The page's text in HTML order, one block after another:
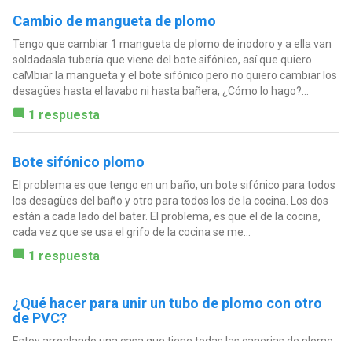
Cambio de mangueta de plomo
Tengo que cambiar 1 mangueta de plomo de inodoro y a ella van
soldadasla tubería que viene del bote sifónico, así que quiero
caMbiar la mangueta y el bote sifónico pero no quiero cambiar los
desagües hasta el lavabo ni hasta bañera, ¿Cómo lo hago?...
1 respuesta
Bote sifónico plomo
El problema es que tengo en un baño, un bote sifónico para todos
los desagües del baño y otro para todos los de la cocina. Los dos
están a cada lado del bater. El problema, es que el de la cocina,
cada vez que se usa el grifo de la cocina se me...
1 respuesta
¿Qué hacer para unir un tubo de plomo con otro
de PVC?